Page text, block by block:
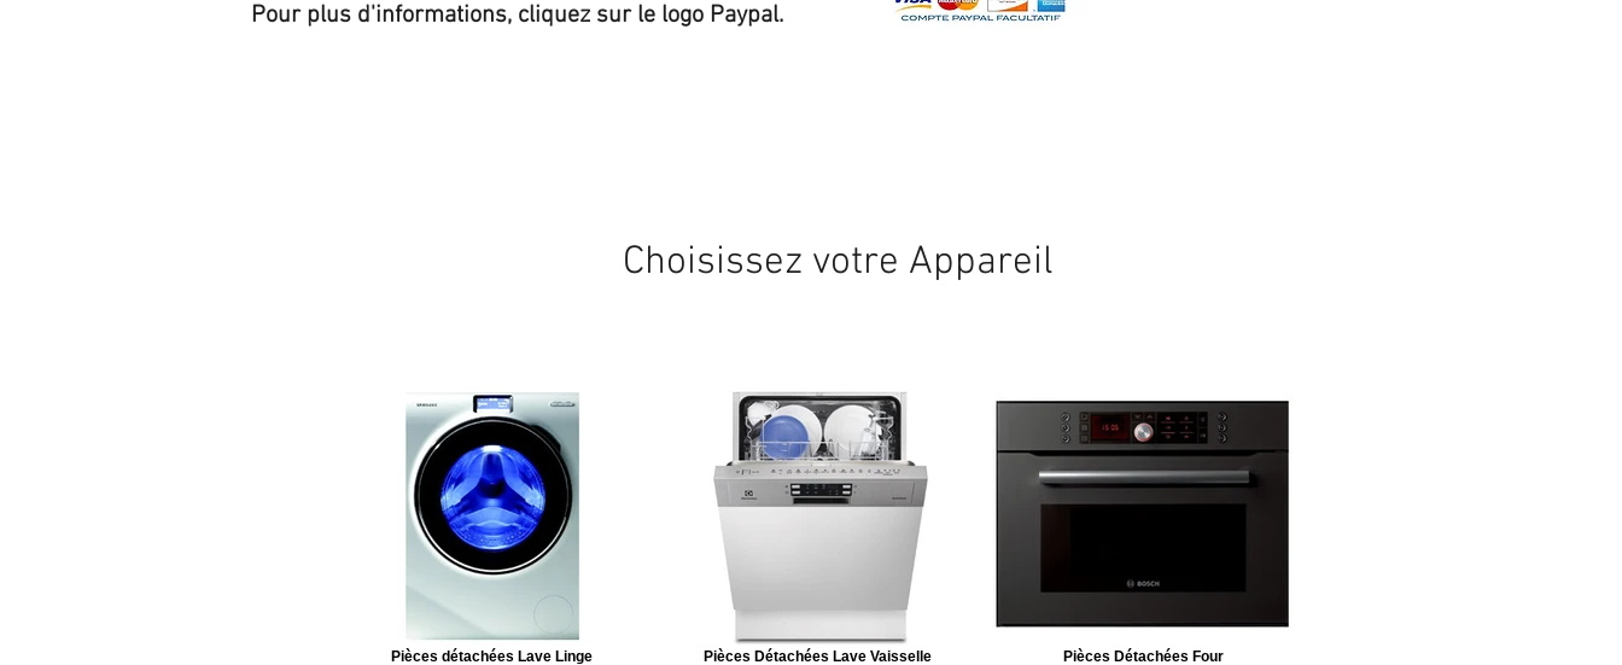
Pour plus d'informations, cliquez sur le logo Paypal.
Choisissez votre Appareil
Pièces détachées Lave Linge Pièces Détachées Lave Vaisselle Pièces Détachées Four